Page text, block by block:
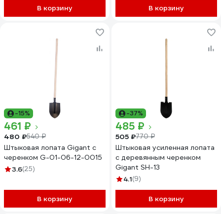
В корзину В корзину
-15%
461 ₽
480 ₽540 ₽
Штыковая лопата Gigant с
черенком G-01-06-12-0015
3.6(25)
В корзину
-37%
485 ₽
505 ₽770 ₽
Штыковая усиленная лопата
с деревянным черенком
Gigant SH-13
4.1(9)
В корзину